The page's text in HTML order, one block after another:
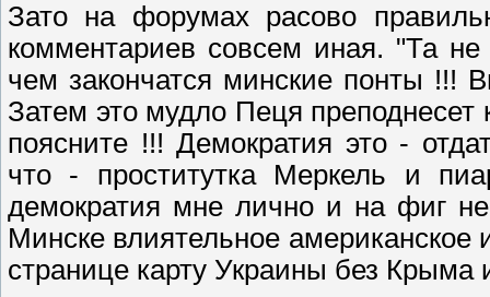
Зато на форумах расово
комментариев совсем иная. "Та
чем закончатся минские понты !!!
Затем это мудло Пеця
поясните !!! Демократия это -
что - проститутка Меркель и
демократия мне лично и на фиг
Минске влиятельное американское
странице карту Украины без